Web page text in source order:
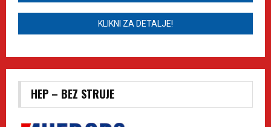
KLIKNI ZA DETALJE!
HEP – BEZ STRUJE